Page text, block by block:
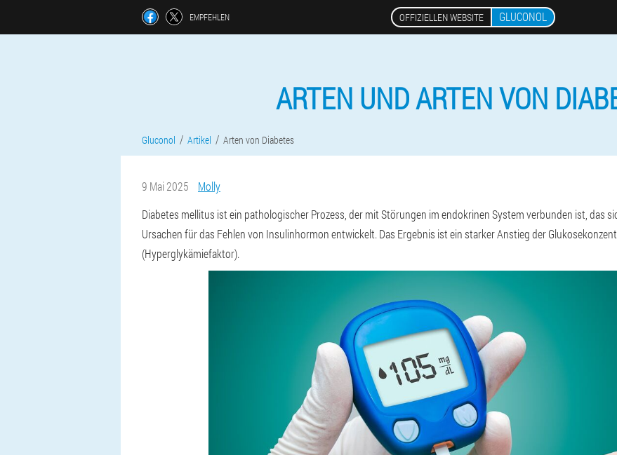
EMPFEHLEN OFFIZIELLEN WEBSITE GLUCONOL
ARTEN UND ARTEN VON
Gluconol Artikel Arten von Diabetes
9 Mai 2025
Molly
Diabetes mellitus ist ein pathologischer Prozess, der mit Störungen im endokrinen System verbunden ist, das
Ursachen für das Fehlen von Insulinhormon entwickelt. Das Ergebnis ist ein starker Anstieg der
(Hyperglykämiefaktor).